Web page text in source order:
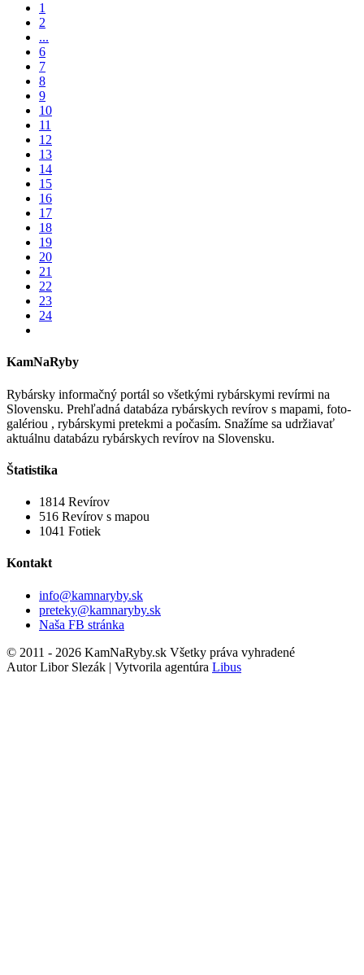
1
2
...
6
7
8
9
10
11
12
13
14
15
16
17
18
19
20
21
22
23
24
KamNaRyby
Rybársky informačný portál so všetkými rybárskymi revírmi na
Slovensku. Prehľadná databáza rybárskych revírov s mapami, foto-
galériou , rybárskymi pretekmi a počasím. Snažíme sa udržiavať
aktuálnu databázu rybárskych revírov na Slovensku.
Štatistika
1814 Revírov
516 Revírov s mapou
1041 Fotiek
Kontakt
info@kamnaryby.sk
preteky@kamnaryby.sk
Naša FB stránka
© 2011 - 2026 KamNaRyby.sk Všetky práva vyhradené
Autor Libor Slezák | Vytvorila agentúra Libus